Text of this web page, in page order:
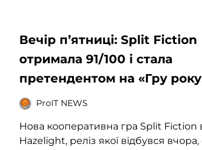
Вечір п’ятниці: Split Fiction
отримала 91/100 і стала
претендентом на «Гру
ProIT NEWS
Нова кооперативна гра Split Fiction
Hazelight, реліз якої відбувся